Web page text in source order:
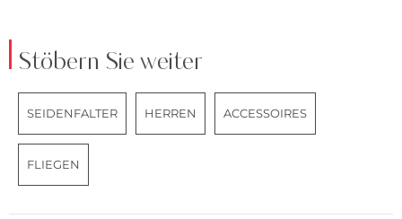
Stöbern Sie weiter
SEIDENFALTER HERREN ACCESSOIRES
FLIEGEN